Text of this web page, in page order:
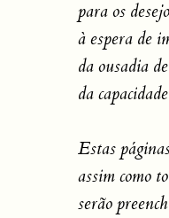
para os
à espera de
da ousadia
da
Estas
assim como
serão